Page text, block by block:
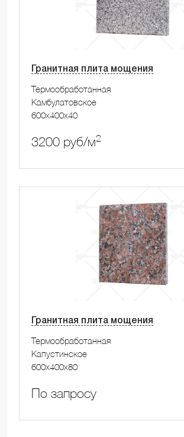
Гранитная плита мощения
Термообработанная
Камбулатовское
600x400x40
3200 руб/м2
Гранитная плита мощения
Термообработанная
Капустинское
600x400x80
По запросу